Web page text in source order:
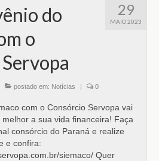
29
MAIO 2023
do
o
postado em: Notícias | 0
com o Consórcio Servopa vai
a sua vida financeira! Faça
consórcio do Paraná e realize
e confira:
siemaco/ Quer